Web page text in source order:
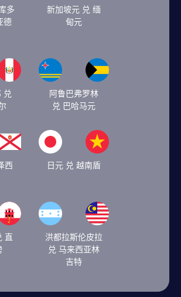
多
德
新加坡元 兑 缅
甸元
兑
阿鲁巴弗罗林
兑 巴哈马元
西
日元 兑 越南盾
直
洪都拉斯伦皮拉
兑 马来西亚林
吉特